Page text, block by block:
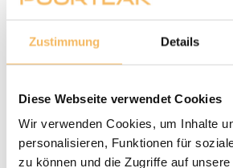
Zustimmung Details
Diese Webseite verwendet Cookies
Wir verwenden Cookies, um Inhalte
personalisieren, Funktionen für
zu können und die Zugriffe auf
Auf Lager
voor jouw inrichting.Neem contact
Lieferung und Abholung